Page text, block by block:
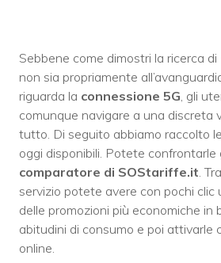
Sebbene come dimostri la ricerca di
non sia propriamente
riguarda la connessione 5G , gli
comunque navigare a una discreta
tutto. Di seguito abbiamo raccolto
oggi disponibili. Potete confrontarle
comparatore di SOStariffe.it .
servizio potete avere con pochi clic
delle promozioni più economiche in
abitudini di consumo e poi attivarle
online.